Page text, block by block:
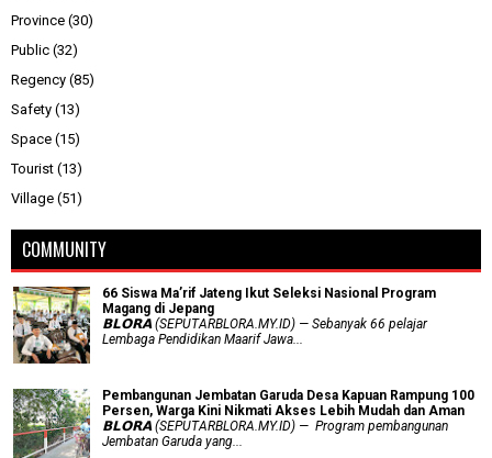
Province (30)
Public (32)
Regency (85)
Safety (13)
Space (15)
Tourist (13)
Village (51)
COMMUNITY
66 Siswa Ma’rif Jateng Ikut Seleksi Nasional Program
Magang di Jepang
𝗕𝗟𝗢𝗥𝗔 (SEPUTARBLORA.MY.ID) — Sebanyak 66 pelajar
Lembaga Pendidikan Maarif Jawa...
Pembangunan Jembatan Garuda Desa Kapuan Rampung 100
Persen, Warga Kini Nikmati Akses Lebih Mudah dan Aman
𝗕𝗟𝗢𝗥𝗔 (SEPUTARBLORA.MY.ID) — Program pembangunan
Jembatan Garuda yang...